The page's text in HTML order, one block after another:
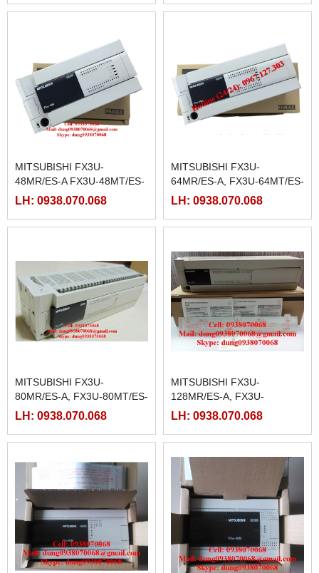
MITSUBISHI FX3U-
48MR/ES-A FX3U-48MT/ES-
ALH: 0938.070.068
MITSUBISHI FX3U-
64MR/ES-A, FX3U-64MT/ES-
ALH: 0938.070.068
MITSUBISHI FX3U-
80MR/ES-A, FX3U-80MT/ES-
ALH: 0938.070.068
MITSUBISHI FX3U-
128MR/ES-A, FX3U-
128MT/ES-A
LH: 0938.070.068